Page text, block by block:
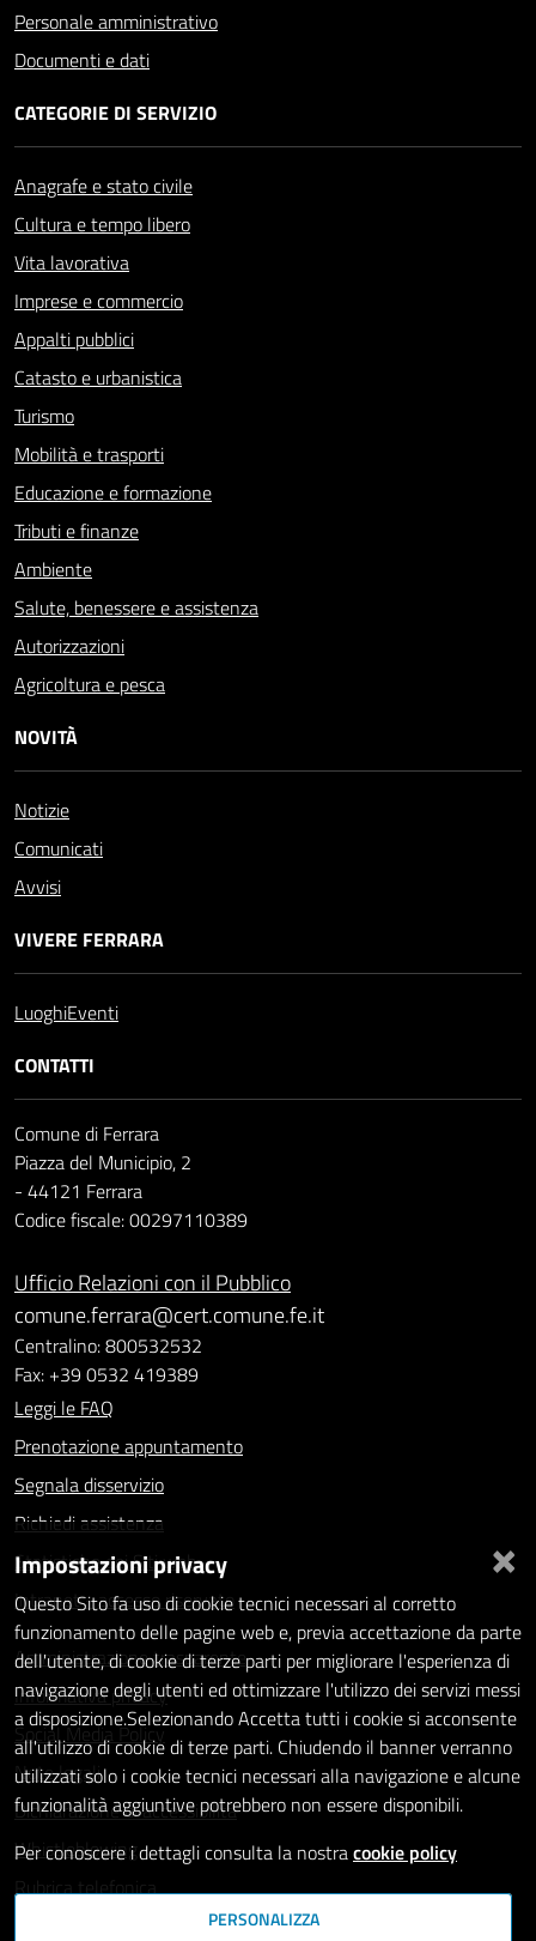
Personale amministrativo
Documenti e dati
CATEGORIE DI SERVIZIO
Anagrafe e stato civile
Cultura e tempo libero
Vita lavorativa
Imprese e commercio
Appalti pubblici
Catasto e urbanistica
Turismo
Mobilità e trasporti
Educazione e formazione
Tributi e finanze
Ambiente
Salute, benessere e assistenza
Autorizzazioni
Agricoltura e pesca
NOVITÀ
Notizie
Comunicati
Avvisi
VIVERE FERRARA
LuoghiEventi
CONTATTI
Comune di Ferrara
Piazza del Municipio, 2
- 44121 Ferrara
Codice fiscale: 00297110389
Ufficio Relazioni con il Pubblico
comune.ferrara@cert.comune.fe.it
Centralino: 800532532
Fax: +39 0532 419389
Leggi le FAQ
Prenotazione appuntamento
Segnala disservizio
Richiedi assistenza
Statistiche dei Siti web
Intranet - accesso riservato
Amministrazione trasparente
Informativa privacy
Social Media Policy
Note legali
Dichiarazione di accessibilità
Whistleblowing
Rubrica telefonica
×
Impostazioni privacy
Questo Sito fa uso di cookie tecnici necessari al corretto
funzionamento delle pagine web e, previa accettazione da parte
dell'utente, di cookie di terze parti per migliorare l'esperienza di
navigazione degli utenti ed ottimizzare l'utilizzo dei servizi messi
a disposizione.Selezionando Accetta tutti i cookie si acconsente
all'utilizzo di cookie di terze parti. Chiudendo il banner verranno
utilizzati solo i cookie tecnici necessari alla navigazione e alcune
funzionalità aggiuntive potrebbero non essere disponibili.
Per conoscere i dettagli consulta la nostracookie policy
PERSONALIZZA